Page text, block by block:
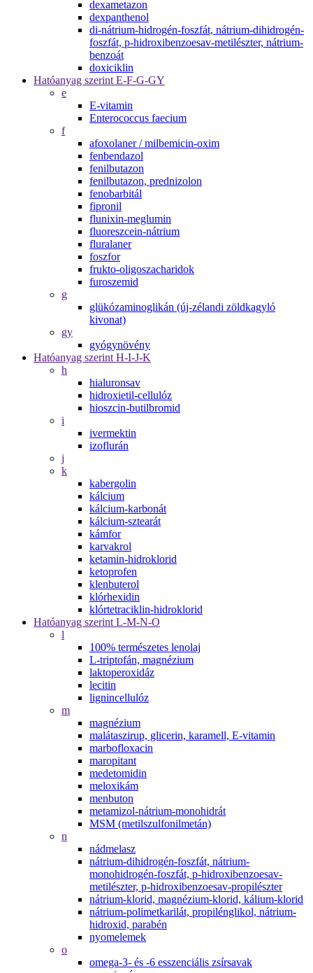
dexametazon
dexpanthenol
di-nátrium-hidrogén-foszfát, nátrium-dihidrogén-
foszfát, p-hidroxibenzoesav-metilészter, nátrium-
benzoát
doxiciklin
Hatóanyag szerint E-F-G-GY
e
E-vitamin
Enterococcus faecium
f
afoxolaner / milbemicin-oxim
fenbendazol
fenilbutazon
fenilbutazon, prednizolon
fenobarbitál
fipronil
flunixin-meglumin
fluoreszcein-nátrium
fluralaner
foszfor
frukto-oligoszacharidok
furoszemid
g
glükózaminoglikán (új-zélandi zöldkagyló
kivonat)
gy
gyógynövény
Hatóanyag szerint H-I-J-K
h
hialuronsav
hidroxietil-cellulóz
hioszcin-butilbromid
i
ivermektin
izoflurán
j
k
kabergolin
kálcium
kálcium-karbonát
kálcium-sztearát
kámfor
karvakrol
ketamin-hidroklorid
ketoprofen
klenbuterol
klórhexidin
klórtetraciklin-hidroklorid
Hatóanyag szerint L-M-N-O
l
100% természetes lenolaj
L-triptofán, magnézium
laktoperoxidáz
lecitin
lignincellulóz
m
magnézium
malátaszirup, glicerin, karamell, E-vitamin
marbofloxacin
maropitant
medetomidin
meloxikám
menbuton
metamizol-nátrium-monohidrát
MSM (metilszulfonilmetán)
n
nádmelasz
nátrium-dihidrogén-foszfát, nátrium-
monohidrogén-foszfát, p-hidroxibenzoesav-
metilészter, p-hidroxibenzoesav-propilészter
nátrium-klorid, magnézium-klorid, kálium-klorid
nátrium-polimetkarilát, propilénglikol, nátrium-
hidroxid, parabén
nyomelemek
o
omega-3- és -6 esszenciális zsírsavak